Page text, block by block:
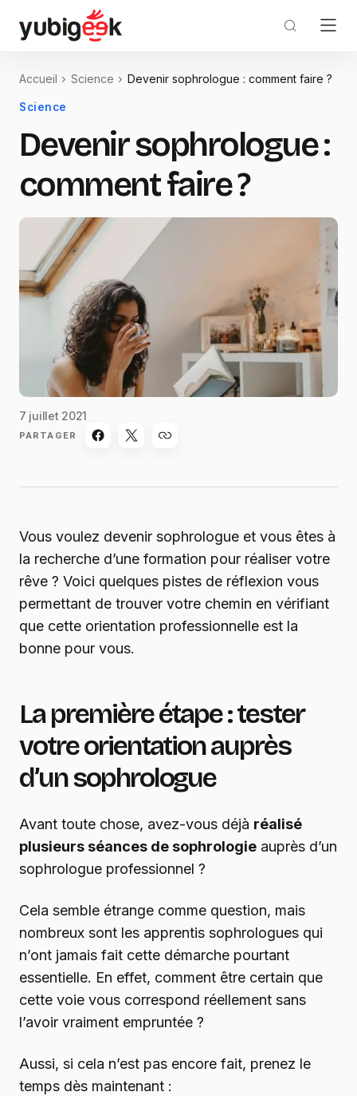
Accueil Science Devenir sophrologue : comment faire ?
Science
Devenir sophrologue :
comment faire ?
7 juillet 2021
PARTAGER
Vous voulez devenir sophrologue et vous êtes à
la recherche d’une formation pour réaliser votre
rêve ? Voici quelques pistes de réflexion vous
permettant de trouver votre chemin en vérifiant
que cette orientation professionnelle est la
bonne pour vous.
La première étape : tester
votre orientation auprès
d’un sophrologue
Avant toute chose, avez-vous déjà réalisé
plusieurs séances de sophrologie auprès d’un
sophrologue professionnel ?
Cela semble étrange comme question, mais
nombreux sont les apprentis sophrologues qui
n’ont jamais fait cette démarche pourtant
essentielle. En effet, comment être certain que
cette voie vous correspond réellement sans
l’avoir vraiment empruntée ?
Aussi, si cela n’est pas encore fait, prenez le
temps dès maintenant :